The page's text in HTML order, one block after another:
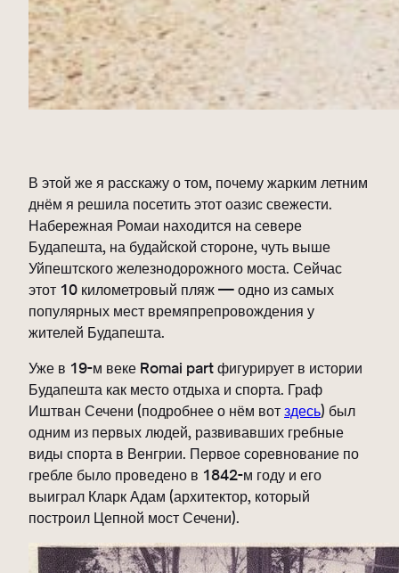
В этой же я расскажу о том, почему жарким летним
днём я решила посетить этот оазис свежести.
Набережная Ромаи находится на севере
Будапешта, на будайской стороне, чуть выше
Уйпештского железнодорожного моста. Сейчас
этот 10 километровый пляж — одно из самых
популярных мест времяпрепровождения у
жителей Будапешта.
Уже в 19-м веке Romai part фигурирует в истории
Будапешта как место отдыха и спорта. Граф
Иштван Сечени (подробнее о нём вотздесь) был
одним из первых людей, развивавших гребные
виды спорта в Венгрии. Первое соревнование по
гребле было проведено в 1842-м году и его
выиграл Кларк Адам (архитектор, который
построил Цепной мост Сечени).